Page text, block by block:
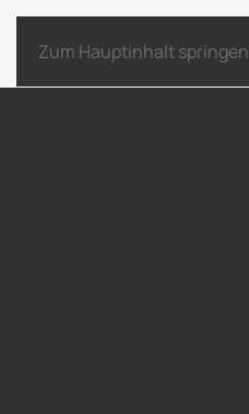
Zum Hauptinhalt springen